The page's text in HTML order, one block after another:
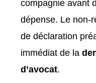
compagnie avant
dépense. Le non-
de déclaration
immédiat de la
d’avocat.